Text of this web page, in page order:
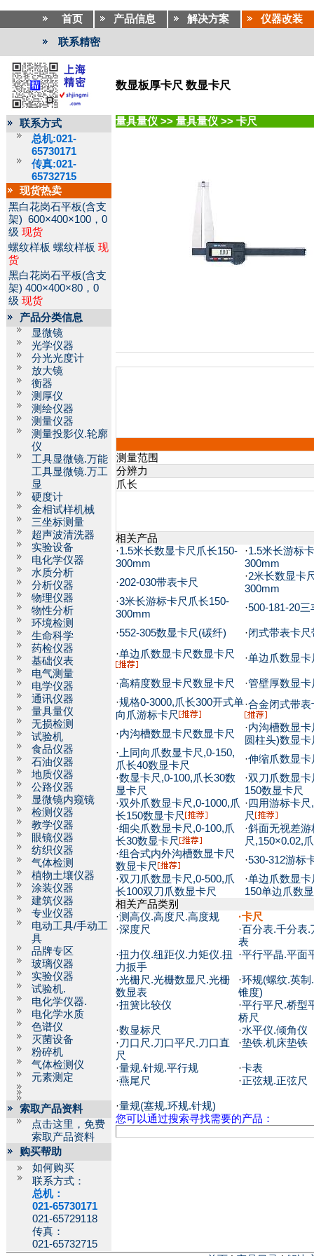
首页 产品信息 解决方案 仪器改装
联系精密
数显板厚卡尺 数显卡尺
联系方式
总机:021-
65730171
传真:021-
65732715
现货热卖
黑白花岗石平板(含支
架) 600×400×100，0
级 现货
螺纹样板 螺纹样板 现
货
黑白花岗石平板(含支
架) 400×400×80，0
级 现货
产品分类信息
显微镜
光学仪器
分光光度计
放大镜
衡器
测厚仪
测绘仪器
测量仪器
测量投影仪.轮廓
仪
工具显微镜.万能
工具显微镜.万工
显
硬度计
金相试样机械
三坐标测量
超声波清洗器
实验设备
电化学仪器
水质分析
分析仪器
物理仪器
物性分析
环境检测
生命科学
药检仪器
基础仪表
电气测量
电学仪器
通讯仪器
量具量仪
无损检测
试验机
食品仪器
石油仪器
地质仪器
公路仪器
显微镜内窥镜
检测仪器
教学仪器
眼镜仪器
纺织仪器
气体检测
植物土壤仪器
涂装仪器
建筑仪器
专业仪器
电动工具/手动工
具
品牌专区
玻璃仪器
实验仪器
试验机.
电化学仪器.
电化学水质
色谱仪
灭菌设备
粉碎机
气体检测仪
元素测定
索取产品资料
点击这里，免费
索取产品资料
购买帮助
如何购买
联系方式：
总机：
021-65730171
021-65729118
传真：
021-65732715
量具量仪 >> 量具量仪 >> 卡尺
测量范围
分辨力
爪长
相关产品
·1.5米长数显卡尺爪长150-
300mm
·1.5米长游标
300mm
·202-030带表卡尺
·2米长数显卡
300mm
·3米长游标卡尺爪长150-
300mm
·500-181-20
·552-305数显卡尺(碳纤) ·闭式带表卡
·单边爪数显卡尺数显卡尺 ·单边爪数显
·高精度数显卡尺数显卡尺 ·管壁厚数显
·规格0-3000,爪长300开式单
向爪游标卡尺
·合金闭式带
·内沟槽数显卡尺数显卡尺
·内沟槽数显
圆柱头)数显卡
· 上同向爪数显卡尺,0-150,
爪长40数显卡尺
·伸缩爪数显
·数显卡尺,0-100,爪长30数
显卡尺
·双刀爪数显卡
150数显卡尺
·双外爪数显卡尺,0-1000,爪
长150数显卡尺
· 四用游标卡
尺
·细尖爪数显卡尺,0-100,爪
长30数显卡尺
·斜面无视差游
尺,150×0.02,
·组合式内外沟槽数显卡尺
数显卡尺
·530-312游标
·双刀爪数显卡尺,0-500,爪
长100双刀爪数显卡尺
·单边爪数显卡
150单边爪数
相关产品类别
·测高仪.高度尺.高度规 ·卡尺
·深度尺 ·百分表.千分表.
表
·扭力仪.纽距仪.力矩仪.扭
力扳手
·平行平晶.平面
·光栅尺.光栅数显尺.光栅
数显表
·环规(螺纹.英制
锥度)
·扭簧比较仪 ·平行平尺.桥型
桥尺
·数显标尺 ·水平仪.倾角仪
·刀口尺.刀口平尺.刀口直
尺
·垫铁.机床垫铁
·量规.针规.平行规 ·卡表
·燕尾尺 ·正弦规.正弦尺
·量规(塞规.环规.针规)
您可以通过搜索寻找需要的产品：